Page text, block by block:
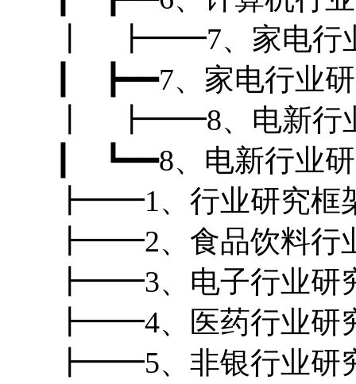
┃ ┣━━7、家电行业
┃ ┣━━7、家电行业研
┃ ┣━━8、电新行业
┃ ┗━━8、电新行业研
┣━━1、行业研究框
┣━━2、食品饮料行
┣━━3、电子行业研
┣━━4、医药行业研
┣━━5、非银行业研